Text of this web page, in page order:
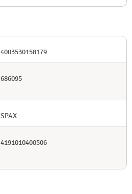
4003530158179
686095
SPAX
4191010400506